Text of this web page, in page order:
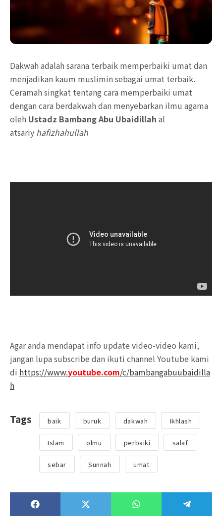
Dakwah adalah sarana terbaik memperbaiki umat dan
menjadikan kaum muslimin sebagai umat terbaik.
Ceramah singkat tentang cara memperbaiki umat
dengan cara berdakwah dan menyebarkan ilmu agama
oleh Ustadz Bambang Abu Ubaidillah al
atsariy hafizhahullah
Agar anda mendapat info update video-video kami,
jangan lupa subscribe dan ikuti channel Youtube kami
di https://www.youtube.com/c/bambangabuubaidilla
h
Tags baik buruk dakwah Ikhlash
Islam olmu perbaiki salaf
sebar Sunnah umat